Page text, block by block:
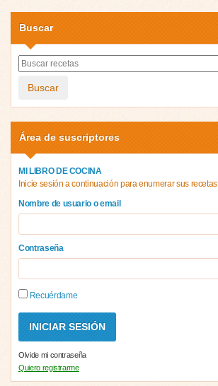
Buscar
Buscar
Área de suscriptores
MI LIBRO DE COCINA
Inicie sesión a continuación para enumerar sus recetas
Nombre de usuario o email
Contraseña
Recuérdame
Olvide mi contraseña
Quiero registrarme